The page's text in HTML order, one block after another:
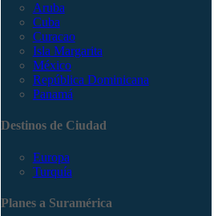
Aruba
Cuba
Curacao
Isla Margarita
México
República Dominicana
Panamá
Destinos de Ciudad
Europa
Turquía
Planes a Suramérica